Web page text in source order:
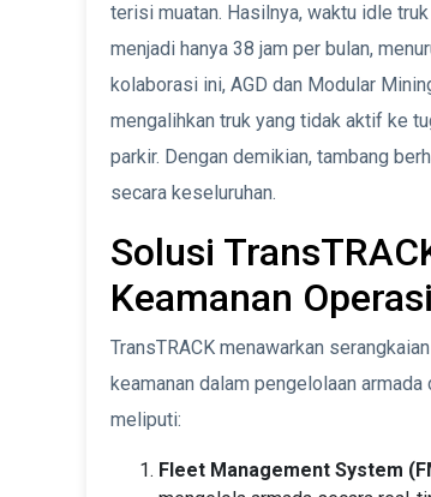
terisi muatan. Hasilnya, waktu idle
menjadi hanya 38 jam per bulan,
kolaborasi ini, AGD dan Modular
mengalihkan truk yang tidak aktif ke
parkir. Dengan demikian, tambang
secara keseluruhan.
Solusi
Keamanan
TransTRACK menawarkan
keamanan dalam pengelolaan
meliputi:
Fleet Management System